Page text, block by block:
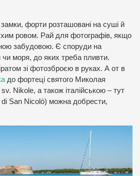
форти розташовані на суші й
ровом. Рай для фотографів, якщо
забудовою. Є споруди на
чи моря, до яких треба пливти.
зі фотозброєю в руках. А от в
до фортеці святого Миколая
Nikole, а також італійською – тут
di San Nicolò) можна добрести,